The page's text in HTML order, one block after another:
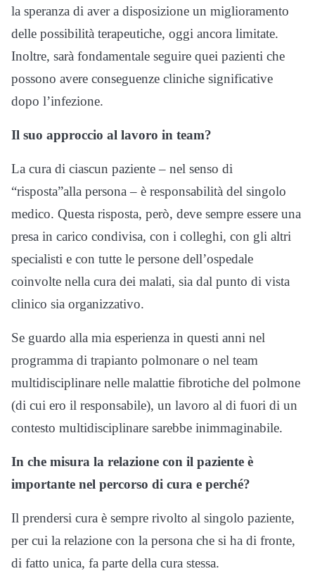
la speranza di aver a disposizione un miglioramento
delle possibilità terapeutiche, oggi ancora limitate.
Inoltre, sarà fondamentale seguire quei pazienti che
possono avere conseguenze cliniche significative
dopo l’infezione.
Il suo approccio al lavoro in team?
La cura di ciascun paziente – nel senso di
“risposta”alla persona – è responsabilità del singolo
medico. Questa risposta, però, deve sempre essere una
presa in carico condivisa, con i colleghi, con gli altri
specialisti e con tutte le persone dell’ospedale
coinvolte nella cura dei malati, sia dal punto di vista
clinico sia organizzativo.
Se guardo alla mia esperienza in questi anni nel
programma di trapianto polmonare o nel team
multidisciplinare nelle malattie fibrotiche del polmone
(di cui ero il responsabile), un lavoro al di fuori di un
contesto multidisciplinare sarebbe inimmaginabile.
In che misura la relazione con il paziente è
importante nel percorso di cura e perché?
Il prendersi cura è sempre rivolto al singolo paziente,
per cui la relazione con la persona che si ha di fronte,
di fatto unica, fa parte della cura stessa.